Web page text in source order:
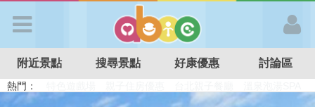
APP登入
附近景點 搜尋景點 好康優惠 討論區
熱門：
特色遊戲場
親子住房優惠 台北親子餐廳 溫泉泡湯SPA